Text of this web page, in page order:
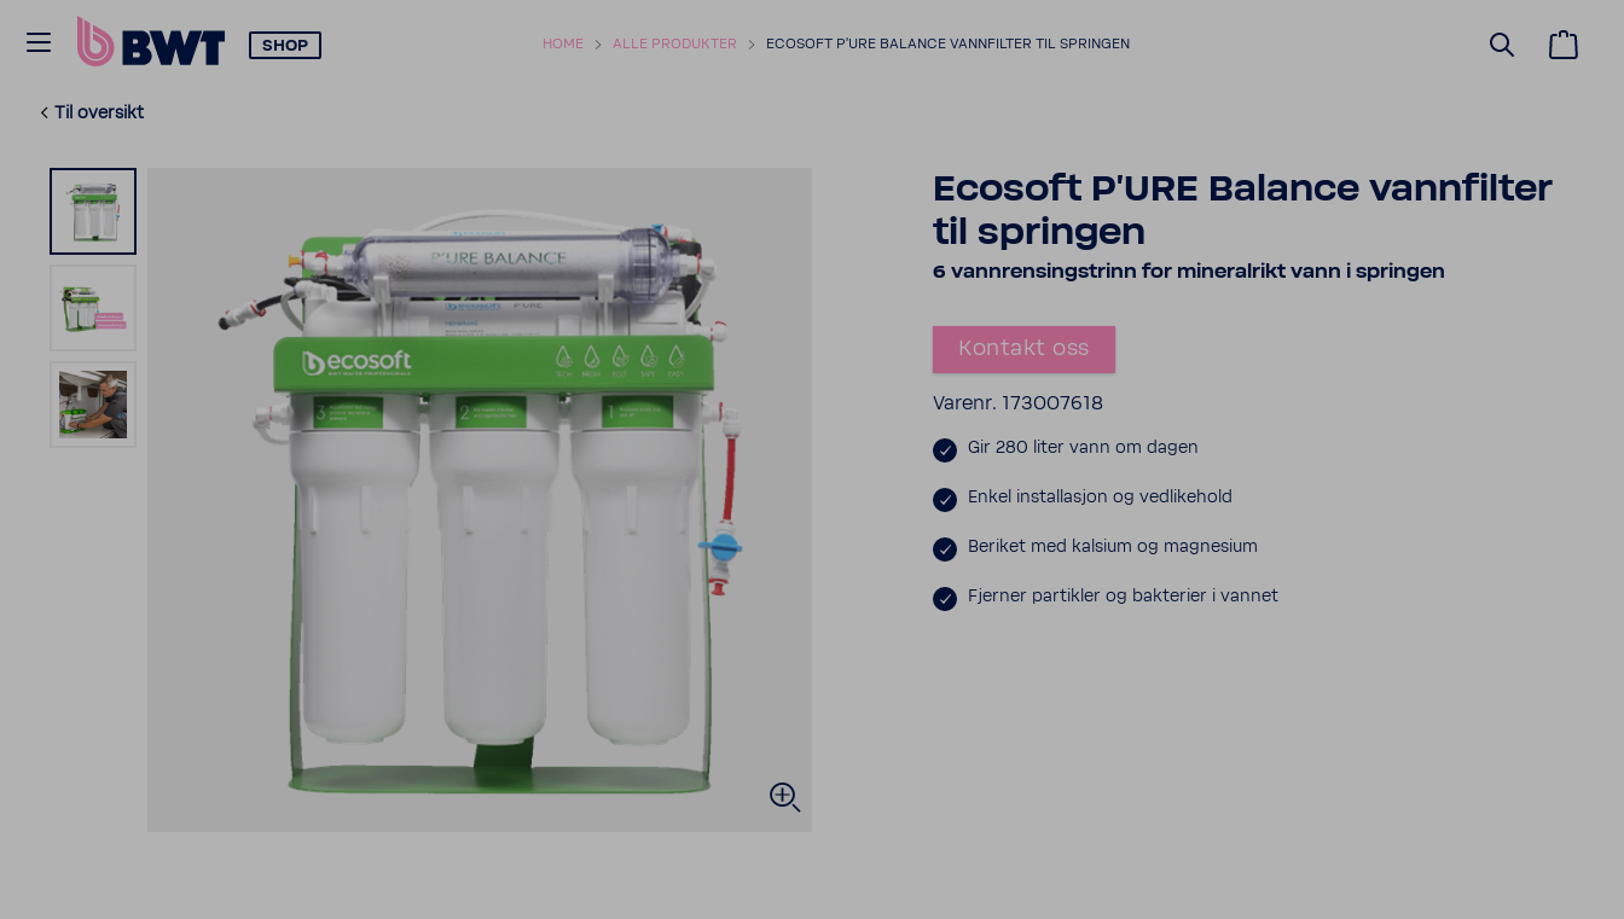
HOME ALLE PRODUKTER ECOSOFT P'URE BALANCE VANNFILTER TIL SPRINGEN
SHOP
Til oversikt
Ecosoft P'URE Balance vannfilter
til springen
6 vannrensingstrinn for mineralrikt vann i springen
Kontakt oss
Varenr. 173007618
Gir 280 liter vann om dagen
Enkel installasjon og vedlikehold
Beriket med kalsium og magnesium
Fjerner partikler og bakterier i vannet